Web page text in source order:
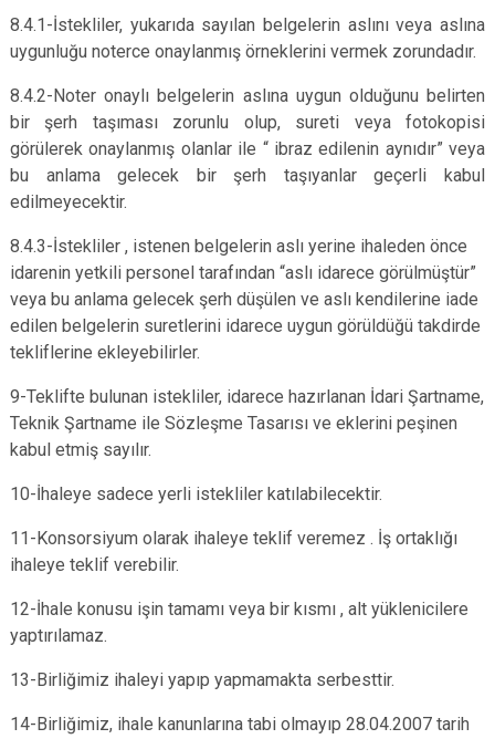
8.4.1-İstekliler, yukarıda sayılan belgelerin aslını veya aslına
uygunluğu noterce onaylanmış örneklerini vermek zorundadır.
8.4.2-Noter onaylı belgelerin aslına uygun olduğunu belirten
bir şerh taşıması zorunlu olup, sureti veya fotokopisi
görülerek onaylanmış olanlar ile “ ibraz edilenin aynıdır” veya
bu anlama gelecek bir şerh taşıyanlar geçerli kabul
edilmeyecektir.
8.4.3-İstekliler , istenen belgelerin aslı yerine ihaleden önce
idarenin yetkili personel tarafından “aslı idarece görülmüştür”
veya bu anlama gelecek şerh düşülen ve aslı kendilerine iade
edilen belgelerin suretlerini idarece uygun görüldüğü takdirde
tekliflerine ekleyebilirler.
9-Teklifte bulunan istekliler, idarece hazırlanan İdari Şartname,
Teknik Şartname ile Sözleşme Tasarısı ve eklerini peşinen
kabul etmiş sayılır.
10-İhaleye sadece yerli istekliler katılabilecektir.
11-Konsorsiyum olarak ihaleye teklif veremez . İş ortaklığı
ihaleye teklif verebilir.
12-İhale konusu işin tamamı veya bir kısmı , alt yüklenicilere
yaptırılamaz.
13-Birliğimiz ihaleyi yapıp yapmamakta serbesttir.
14-Birliğimiz, ihale kanunlarına tabi olmayıp 28.04.2007 tarih